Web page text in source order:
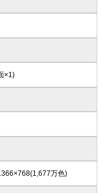
×1)
万色)